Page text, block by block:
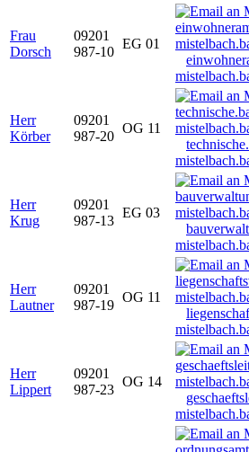
Frau
Dorsch
09201
987-10
EG 01
Herr
Körber
09201
987-20
OG 11
Herr
Krug
09201
987-13
EG 03
Herr
Lautner
09201
987-19
OG 11
Herr
Lippert
09201
987-23
OG 14